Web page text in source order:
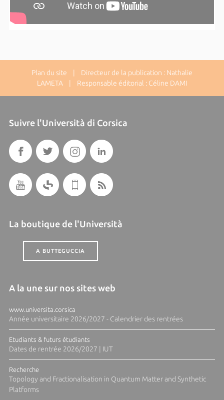
Plan du site | Directeur de la publication : Nathalie
LAMETA | Responsable éditorial : Céline DAMI
Suivre l'Università di Corsica
La boutique de l'Università
A BUTTEGUCCIA
A la une sur nos sites web
www.universita.corsica
Année universitaire 2026/2027 - Calendrier des rentrées
Etudiants & futurs étudiants
Dates de rentrée 2026/2027 | IUT
Recherche
Topology and Fractionalisation in Quantum Matter and Synthetic
Platforms